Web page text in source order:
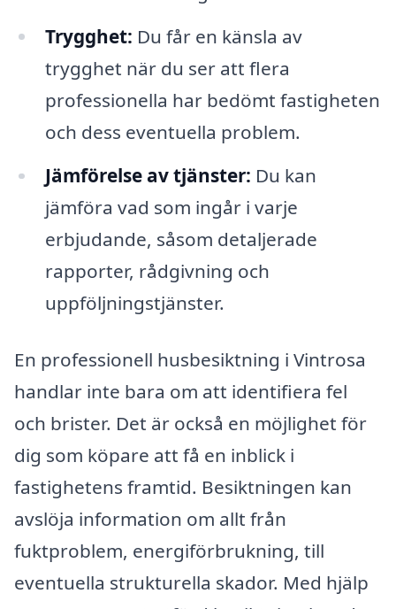
Trygghet: Du får en känsla av
trygghet när du ser att flera
professionella har bedömt fastigheten
och dess eventuella problem.
Jämförelse av tjänster: Du kan
jämföra vad som ingår i varje
erbjudande, såsom detaljerade
rapporter, rådgivning och
uppföljningstjänster.
En professionell husbesiktning i Vintrosa
handlar inte bara om att identifiera fel
och brister. Det är också en möjlighet för
dig som köpare att få en inblick i
fastighetens framtid. Besiktningen kan
avslöja information om allt från
fuktproblem, energiförbrukning, till
eventuella strukturella skador. Med hjälp